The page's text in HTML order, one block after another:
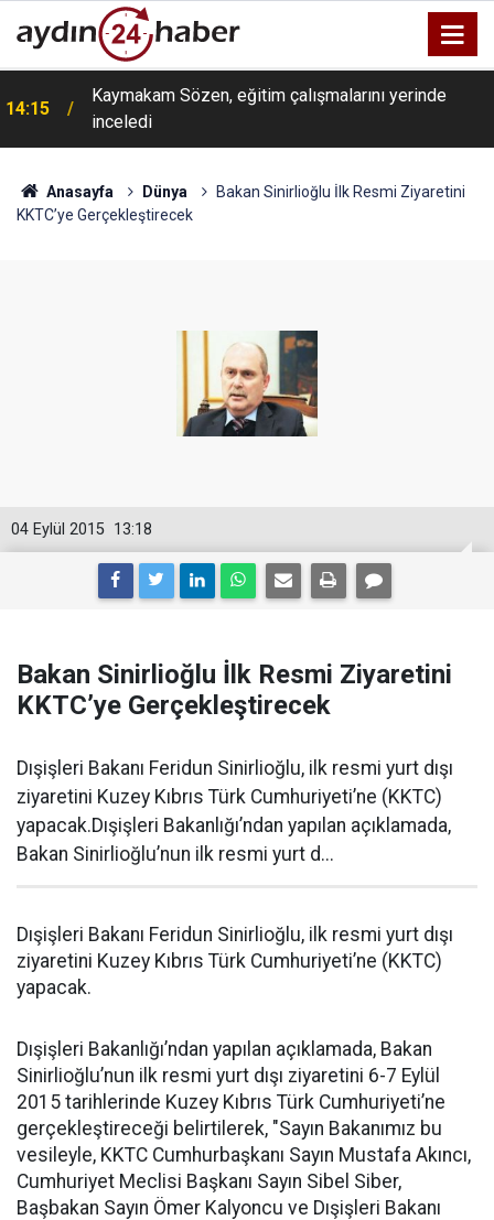
14:15
Kaymakam Sözen, eğitim çalışmalarını yerinde
inceledi
Anasayfa Dünya
Bakan Sinirlioğlu İlk Resmi Ziyaretini
KKTC’ye Gerçekleştirecek
13:18
04 Eylül 2015
Bakan Sinirlioğlu İlk Resmi Ziyaretini
KKTC’ye Gerçekleştirecek
Dışişleri Bakanı Feridun Sinirlioğlu, ilk resmi yurt dışı
ziyaretini Kuzey Kıbrıs Türk Cumhuriyeti’ne (KKTC)
yapacak.Dışişleri Bakanlığı’ndan yapılan açıklamada,
Bakan Sinirlioğlu’nun ilk resmi yurt d...
Dışişleri Bakanı Feridun Sinirlioğlu, ilk resmi yurt dışı
ziyaretini Kuzey Kıbrıs Türk Cumhuriyeti’ne (KKTC)
yapacak.
Dışişleri Bakanlığı’ndan yapılan açıklamada, Bakan
Sinirlioğlu’nun ilk resmi yurt dışı ziyaretini 6-7 Eylül
2015 tarihlerinde Kuzey Kıbrıs Türk Cumhuriyeti’ne
gerçekleştireceği belirtilerek, "Sayın Bakanımız bu
vesileyle, KKTC Cumhurbaşkanı Sayın Mustafa Akıncı,
Cumhuriyet Meclisi Başkanı Sayın Sibel Siber,
Başbakan Sayın Ömer Kalyoncu ve Dışişleri Bakanı